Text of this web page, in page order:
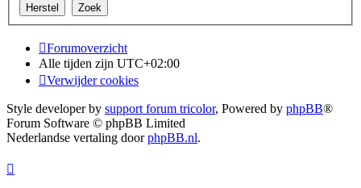
Forumoverzicht
Alle tijden zijn UTC+02:00
Verwijder cookies
Style developer by support forum tricolor, Powered by phpBB®
Forum Software © phpBB Limited
Nederlandse vertaling doorphpBB.nl.